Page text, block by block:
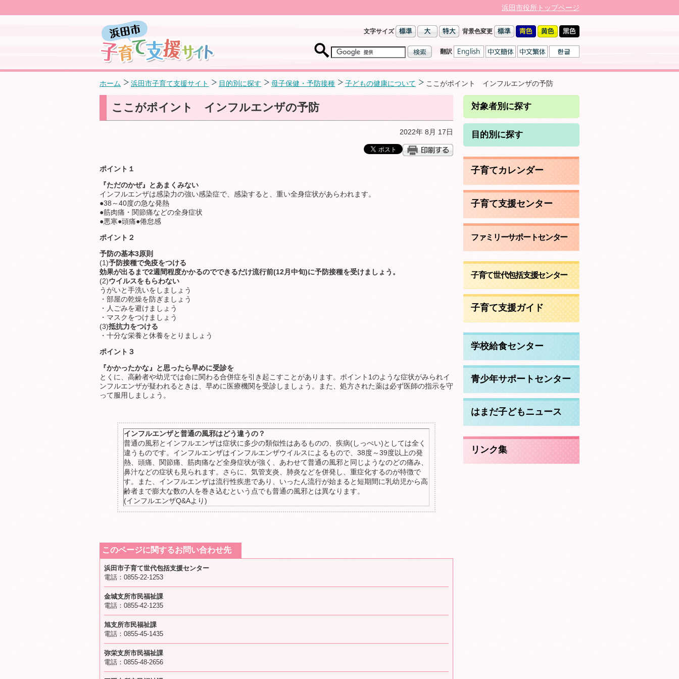
浜田市役所トップページ
文字サイズ 背景色変更
翻訳
ホーム 浜田市子育て支援サイト 目的別に探す 母子保健・予防接種 子どもの健康について ここがポイント インフルエンザの予防
ここがポイント インフルエンザの予防
2022年 8月 17日
ポイント１
『ただのかぜ』とあまくみない
インフルエンザは感染力の強い感染症で、感染すると、重い全身症状があらわれます。
●38～40度の急な発熱
●筋肉痛・関節痛などの全身症状
●悪寒●頭痛●倦怠感
ポイント２
予防の基本3原則
(1)予防接種で免疫をつける
効果が出るまで2週間程度かかるのでできるだけ流行前(12月中旬)に予防接種を受けましょう。
(2)ウイルスをもらわない
うがいと手洗いをしましょう
・部屋の乾燥を防ぎましょう
・人ごみを避けましょう
・マスクをつけましょう
(3)抵抗力をつける
・十分な栄養と休養をとりましょう
ポイント３
『かかったかな』と思ったら早めに受診を
とくに、高齢者や幼児では命に関わる合併症を引き起こすことがあります。ポイント1のような症状がみられイ
ンフルエンザが疑われるときは、早めに医療機関を受診しましょう。また、処方された薬は必ず医師の指示を守
って服用しましょう。
インフルエンザと普通の風邪はどう違うの？
普通の風邪とインフルエンザは症状に多少の類似性はあるものの、疾病(しっぺい)としては全く
違うものです。インフルエンザはインフルエンザウイルスによるもので、38度～39度以上の発
熱、頭痛、関節痛、筋肉痛など全身症状が強く、あわせて普通の風邪と同じようなのどの痛み、
鼻汁などの症状も見られます。さらに、気管支炎、肺炎などを併発し、重症化するのが特徴で
す。また、インフルエンザは流行性疾患であり、いったん流行が始まると短期間に乳幼児から高
齢者まで膨大な数の人を巻き込むという点でも普通の風邪とは異なります。
(インフルエンザQ&Aより)
このページに関するお問い合わせ先
浜田市子育て世代包括支援センター
電話：0855-22-1253
金城支所市民福祉課
電話：0855-42-1235
旭支所市民福祉課
電話：0855-45-1435
弥栄支所市民福祉課
電話：0855-48-2656
対象者別に探す
目的別に探す
子育てカレンダー
子育て支援センター
ファミリーサポートセンター
子育て世代包括支援センター
子育て支援ガイド
学校給食センター
青少年サポートセンター
はまだ子どもニュース
リンク集